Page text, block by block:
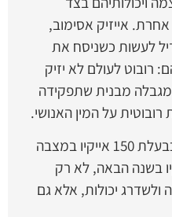
אייזיק אסימוב,
לעשות כשניסח את
רובוט לעולם לא יזיק
מבנית שתפקידה
על המין האנושי.
הבינה המלאכותית שתוארה כבעלת 150 אייקיו במצבה
תחזית ל-300 אייקיו בשנה הבאה, לא רק
ולשדרג יכולות, אלא גם